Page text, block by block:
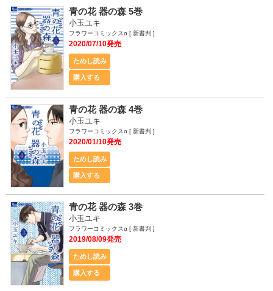
2020/07/10発売
小玉ユキ
青の花 器の森 5巻
フラワーコミックスα [ 新書判 ]
ためし読み
購入する
2020/01/10発売
小玉ユキ
青の花 器の森 4巻
フラワーコミックスα [ 新書判 ]
ためし読み
購入する
2019/08/09発売
小玉ユキ
青の花 器の森 3巻
フラワーコミックスα [ 新書判 ]
ためし読み
購入する